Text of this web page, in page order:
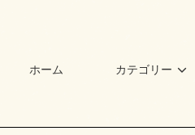
ホーム カテゴリー